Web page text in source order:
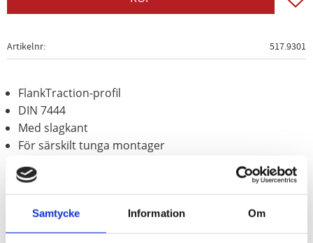
Samtycke Information Om
Artikelnr 517.9301
FlankTraction-profil
DIN 7444
Med slagkant
För särskilt tunga montager
Behandlat med fosfor
Krom vanadium